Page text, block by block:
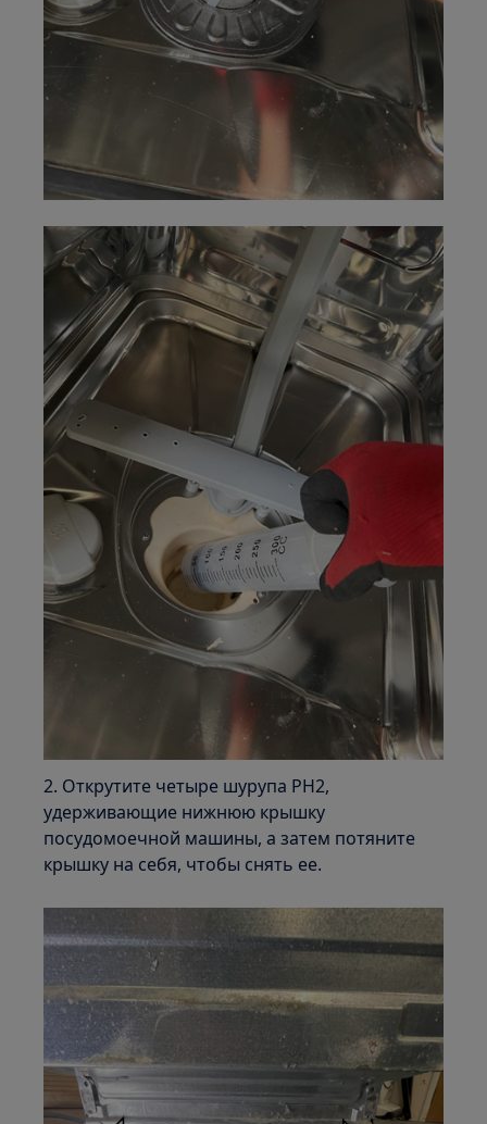
2. Открутите четыре шурупа PH2,
удерживающие нижнюю крышку
посудомоечной машины, а затем потяните
крышку на себя, чтобы снять ее.